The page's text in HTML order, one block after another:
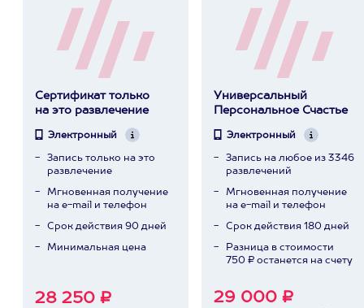
Сертификат только
на это развлечение
Электронный
Запись только на это
развлечение
Мгновенная получение
на e-mail и телефон
Срок действия 90 дней
Минимальная цена
28 250 ₽
Универсальный
Персональное Счастье
Электронный
Запись на любое из 3346
развлечений
Мгновенная получение
на e-mail и телефон
Срок действия 180 дней
Разница в стоимости
750 ₽ останется на счету
29 000 ₽